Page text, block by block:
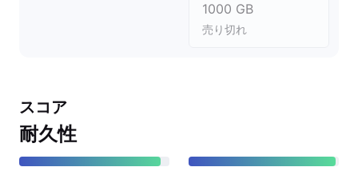
1000 GB
売り切れ
スコア
耐久性